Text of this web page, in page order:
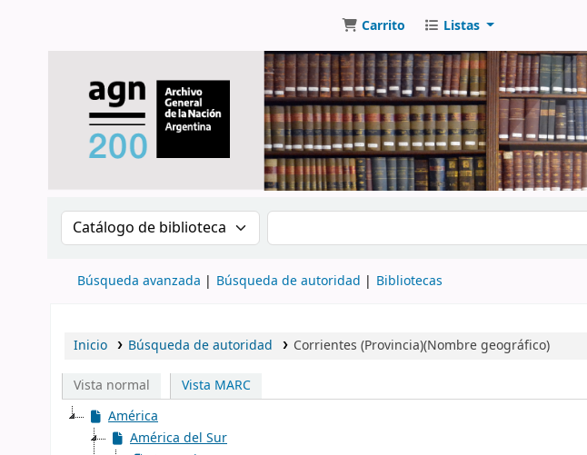
Carrito Listas
Buscar en el catálogo por: Buscar en el catálogo
Búsqueda avanzada Búsqueda de autoridad Bibliotecas
Inicio Búsqueda de autoridad Corrientes (Provincia)(Nombre geográfico)
Vista normal
Vista MARC
América
América del Sur